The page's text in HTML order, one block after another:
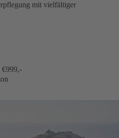
mit vielfältiger
€999,-